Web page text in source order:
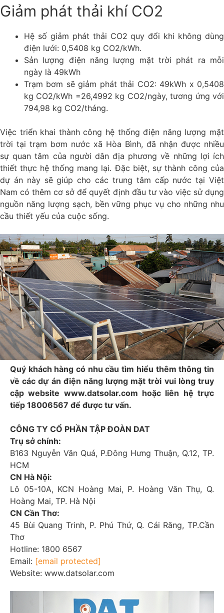
Giảm phát thải khí CO2
Hệ số giảm phát thải CO2 quy đổi khi không dùng
điện lưới: 0,5408 kg CO2/kWh.
Sản lượng điện năng lượng mặt trời phát ra mỗi
ngày là 49kWh
Trạm bơm sẽ giảm phát thải CO2: 49kWh x 0,5408
kg CO2/kWh =26,4992 kg CO2/ngày, tương ứng với
794,98 kg CO2/tháng.
Việc triển khai thành công hệ thống điện năng lượng mặt
trời tại trạm bơm nước xã Hòa Bình, đã nhận được nhiều
sự quan tâm của người dân địa phương về những lợi ích
thiết thực hệ thống mang lại. Đặc biệt, sự thành công của
dự án này sẽ giúp cho các trung tâm cấp nước tại Việt
Nam có thêm cơ sở để quyết định đầu tư vào việc sử dụng
nguồn năng lượng sạch, bền vững phục vụ cho những nhu
cầu thiết yếu của cuộc sống.
Quý khách hàng có nhu cầu tìm hiểu thêm thông tin
về các dự án điện năng lượng mặt trời vui lòng truy
cập website www.datsolar.com hoặc liên hệ trực
tiếp 18006567 để được tư vấn.
CÔNG TY CỔ PHẦN TẬP ĐOÀN DAT
Trụ sở chính:
B163 Nguyễn Văn Quá, P.Đông Hưng Thuận, Q.12, TP.
HCM
CN Hà Nội:
Lô 05-10A, KCN Hoàng Mai, P. Hoàng Văn Thụ, Q.
Hoàng Mai, TP. Hà Nội
CN Cần Thơ:
45 Bùi Quang Trinh, P. Phú Thứ, Q. Cái Răng, TP.Cần
Thơ
Hotline: 1800 6567
Email: [email protected]
Website: www.datsolar.com